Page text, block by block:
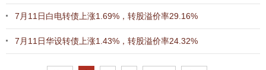
7月11日白电转债上涨1.69%，转股溢价率29.16%
7月11日华设转债上涨1.43%，转股溢价率24.32%